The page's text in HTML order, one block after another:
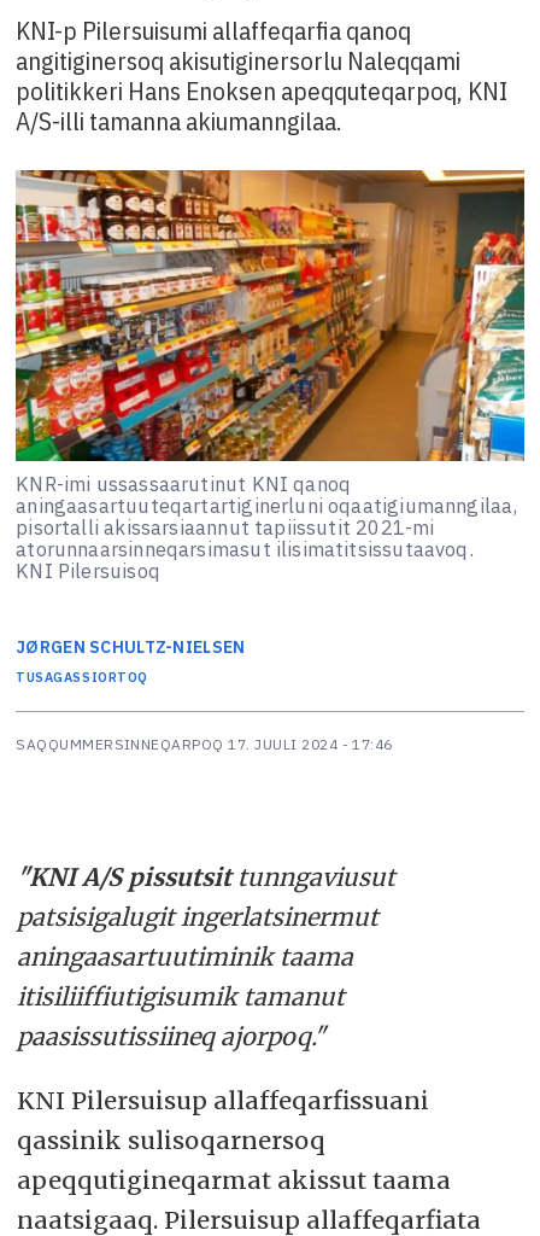
KNI-p Pilersuisumi allaffeqarfia qanoq
angitiginersoq akisutiginersorlu Naleqqami
politikkeri Hans Enoksen apeqquteqarpoq, KNI
A/S-illi tamanna akiumanngilaa.
KNR-imi ussassaarutinut KNI qanoq
aningaasartuuteqartartiginerluni oqaatigiumanngilaa,
pisortalli akissarsiaannut tapiissutit 2021-mi
atorunnaarsinneqarsimasut ilisimatitsissutaavoq.
KNI Pilersuisoq
JØRGEN SCHULTZ-NIELSEN
TUSAGASSIORTOQ
SAQQUMMERSINNEQARPOQ 17. JUULI 2024 - 17:46
"KNI A/S pissutsittunngaviusut
patsisigalugit ingerlatsinermut
aningaasartuutiminik taama
itisiliiffiutigisumik tamanut
paasissutissiineq ajorpoq."
KNI Pilersuisup allaffeqarfissuani
qassinik sulisoqarnersoq
apeqqutigineqarmat akissut taama
naatsigaaq. Pilersuisup allaffeqarfiata